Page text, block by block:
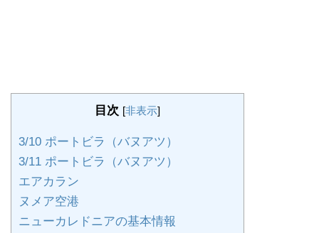
目次 [非表示]
3/10 ポートビラ（バヌアツ）
3/11 ポートビラ（バヌアツ）
エアカラン
ヌメア空港
ニューカレドニアの基本情報